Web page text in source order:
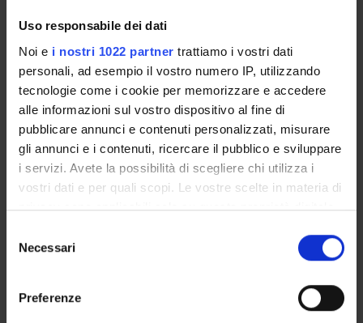
Uso responsabile dei dati
Noi e i nostri 1022 partner trattiamo i vostri dati
personali, ad esempio il vostro numero IP, utilizzando
tecnologie come i cookie per memorizzare e accedere
alle informazioni sul vostro dispositivo al fine di
pubblicare annunci e contenuti personalizzati, misurare
gli annunci e i contenuti, ricercare il pubblico e sviluppare
i servizi. Avete la possibilità di scegliere chi utilizza i
vostri dati e per quali scopi. Le vostre scelte in materia di
privacy sono applicabili solo su questa proprietà digitale
modificare o revocare il proprio consenso in qualsiasi
momento dalla Dichiarazione sui cookie o facendo clic
delNecessari
Preferenze
Academic Calendar
Lesson timetable
Degree Programme
Exam calendar
Notices
Thesis and internship proposals
Governing bodies
Faculty staff
COURSES
PHD PROGRAMMES AND POSTGRADUATE